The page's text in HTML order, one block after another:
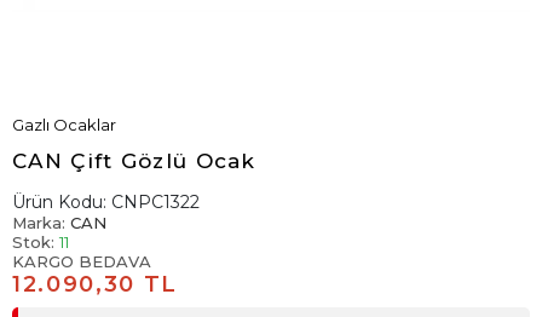
Gazlı Ocaklar
CAN Çift Gözlü Ocak
Ürün Kodu: CNPC1322
Marka: CAN
Stok: 11
KARGO BEDAVA
12.090,30 TL